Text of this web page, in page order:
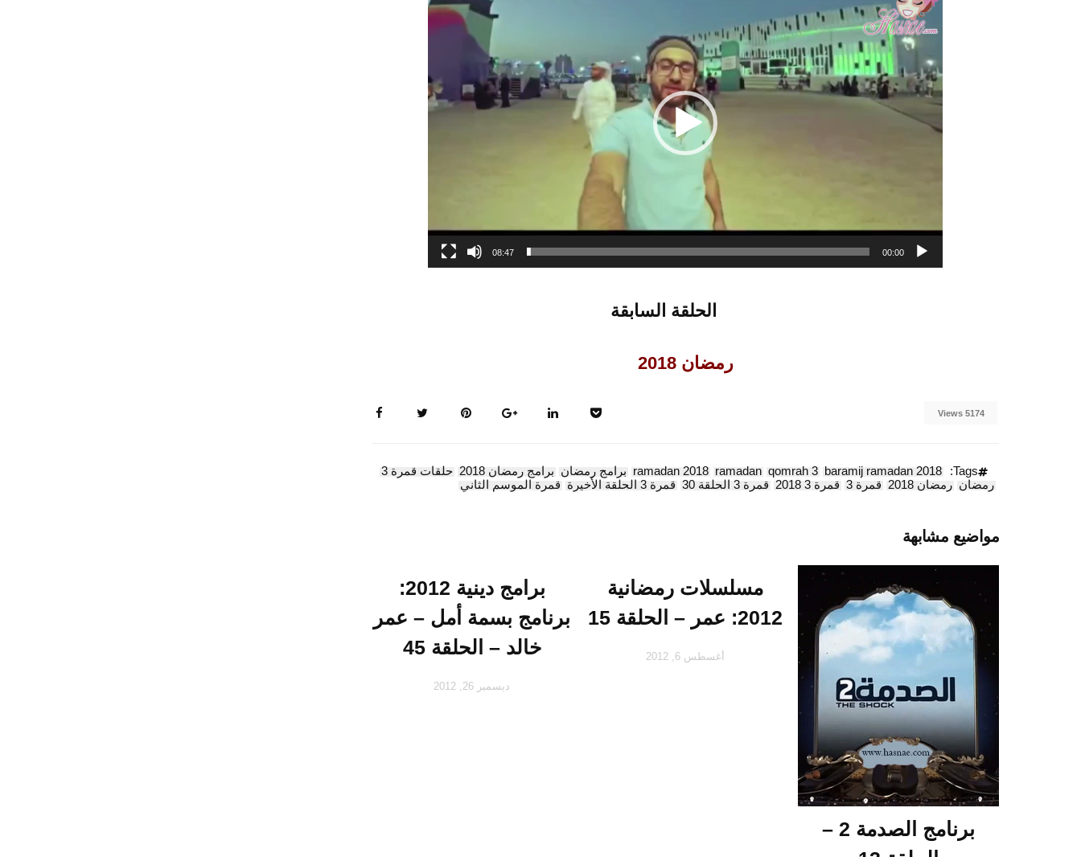
00:00
08:47
الحلقة السابقة
رمضان 2018
5174 Views
Tags:
baramij ramadan 2018
qomrah 3
ramadan
ramadan 2018 برامج رمضان برامج رمضان 2018
حلقات قمرة 3
رمضان رمضان 2018 قمرة 3 قمرة 3 2018 قمرة 3 الحلقة 30 قمرة 3 الحلقة الأخيرة قمرة الموسم الثاني
مواضيع مشابهة
برامج دينية 2012:
برنامج بسمة أمل – عمر
خالد – الحلقة 45
ديسمبر 26, 2012
مسلسلات رمضانية
2012: عمر – الحلقة 15
أغسطس 6, 2012
برنامج الصدمة 2 –